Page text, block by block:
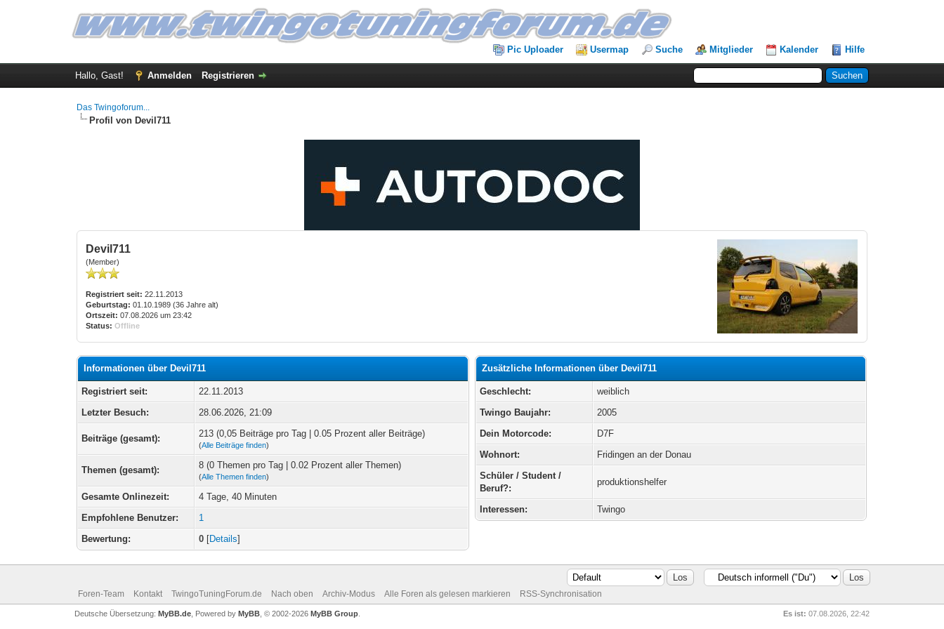
Pic Uploader Usermap Suche Mitglieder Kalender Hilfe
Hallo, Gast! Anmelden Registrieren
Das Twingoforum...
Profil von Devil711
Devil711
(Member)
Registriert seit: 22.11.2013
Geburtstag: 01.10.1989 (36 Jahre alt)
Ortszeit: 07.08.2026 um 23:42
Status: Offline
Informationen über Devil711
Registriert seit:
22.11.2013
Letzter Besuch:
28.06.2026, 21:09
Beiträge (gesamt): 213 (0,05 Beiträge pro Tag | 0.05 Prozent aller Beiträge)
(Alle Beiträge finden)
Themen (gesamt): 8 (0 Themen pro Tag | 0.02 Prozent aller Themen)
(Alle Themen finden)
Gesamte Onlinezeit:
4 Tage, 40 Minuten
Empfohlene Benutzer:
1
Bewertung:
0 [Details]
Zusätzliche Informationen über Devil711
Geschlecht:
weiblich
Twingo Baujahr:
2005
Dein Motorcode:
D7F
Wohnort:
Fridingen an der Donau
Schüler / Student /
Beruf?:
produktionshelfer
Interessen: Twingo
Foren-Team Kontakt TwingoTuningForum.de Nach oben Archiv-Modus Alle Foren als gelesen markieren RSS-Synchronisation
Es ist: 07.08.2026, 22:42
Deutsche Übersetzung: MyBB.de, Powered by MyBB, © 2002-2026 MyBB Group.